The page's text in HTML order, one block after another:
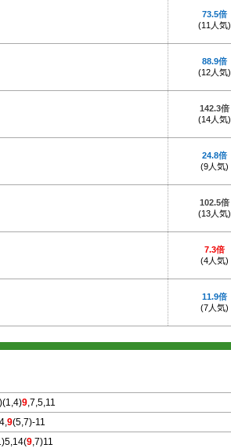
73.5倍
(11人気)
88.9倍
(12人気)
142.3倍
(14人気)
24.8倍
(9人気)
102.5倍
(13人気)
7.3倍
(4人気)
11.9倍
(7人気)
9 ,7,5,11
9(5,7)-11
9 ,7)11